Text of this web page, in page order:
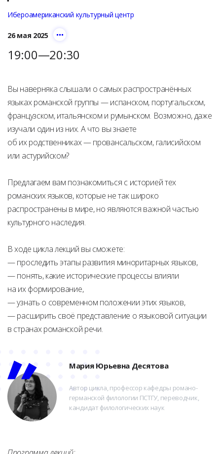
Ибероамериканский культурный центр
26 мая 2025
19:00—20:30
Вы наверняка слышали о самых распространённых
языках романской группы — испанском, португальском,
французском, итальянском и румынском. Возможно, даже
изучали один из них. А что вы знаете
об их родственниках — провансальском, галисийском
или астурийском?
Предлагаем вам познакомиться с историей тех
романских языков, которые не так широко
распространены в мире, но являются важной частью
культурного наследия.
В ходе цикла лекций вы сможете:
— проследить этапы развития миноритарных языков,
— понять, какие исторические процессы влияли
на их формирование,
— узнать о современном положении этих языков,
— расширить своё представление о языковой ситуации
в странах романской речи.
Мария Юрьевна Десятова
Автор цикла, профессор кафедры романо-
германской филологии ПСТГУ, переводчик,
кандидат филологических наук